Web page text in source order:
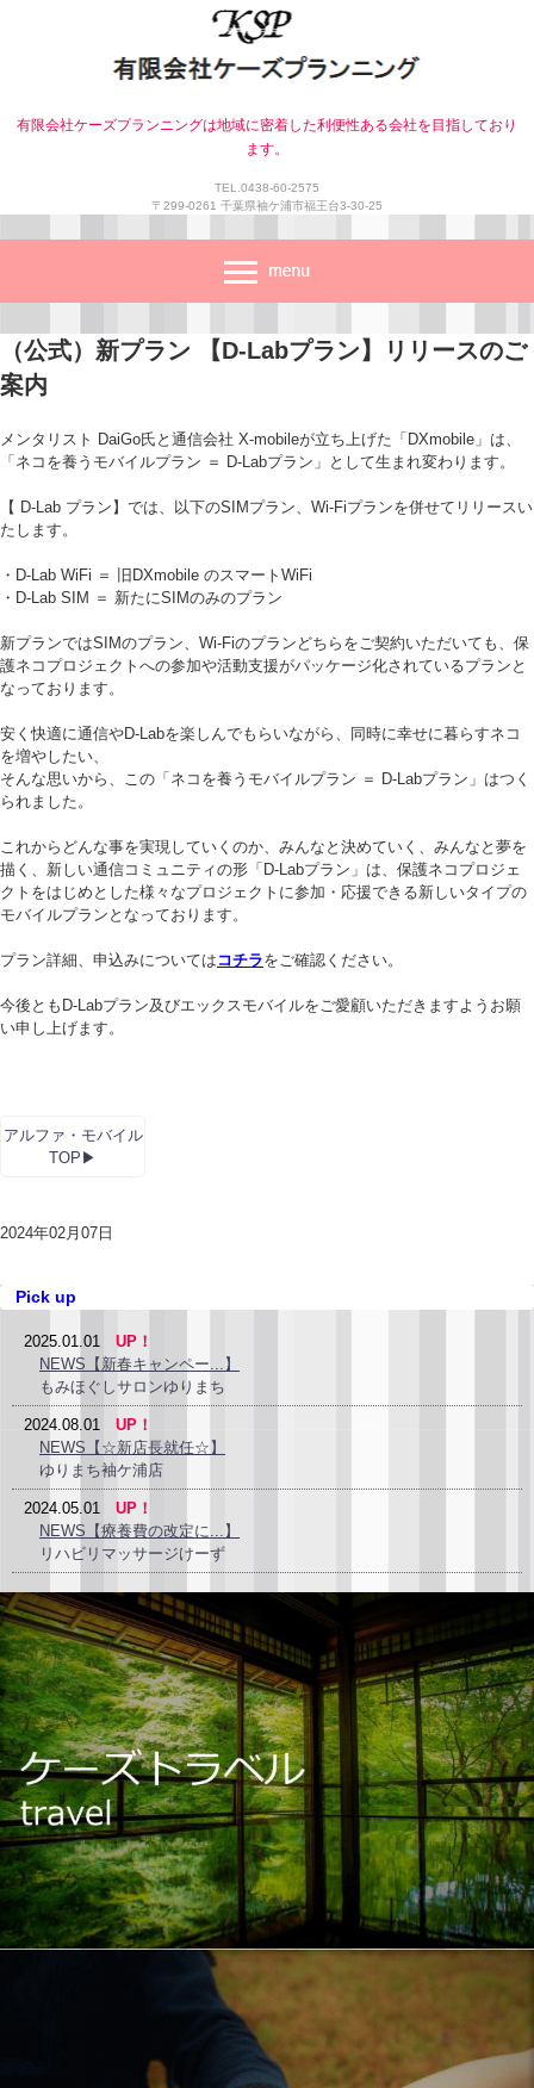
有限会社ケーズプランニングは地域に密着した利便性ある会社を目指しており
ます。
TEL.0438-60-2575
〒299-0261 千葉県袖ケ浦市福王台3-30-25
（公式）新プラン 【D-Labプラン】リリースのご
案内
メンタリスト DaiGo氏と通信会社 X-mobileが立ち上げた「DXmobile」は、
「ネコを養うモバイルプラン ＝ D-Labプラン」として生まれ変わります。
【 D-Lab プラン】では、以下のSIMプラン、Wi-Fiプランを併せてリリースい
たします。
・D-Lab WiFi ＝ 旧DXmobile のスマートWiFi
・D-Lab SIM ＝ 新たにSIMのみのプラン
新プランではSIMのプラン、Wi-Fiのプランどちらをご契約いただいても、保
護ネコプロジェクトへの参加や活動支援がパッケージ化されているプランと
なっております。
安く快適に通信やD-Labを楽しんでもらいながら、同時に幸せに暮らすネコ
を増やしたい、
そんな思いから、この「ネコを養うモバイルプラン ＝ D-Labプラン」はつく
られました。
これからどんな事を実現していくのか、みんなと決めていく、みんなと夢を
描く、新しい通信コミュニティの形「D-Labプラン」は、保護ネコプロジェ
クトをはじめとした様々なプロジェクトに参加・応援できる新しいタイプの
モバイルプランとなっております。
プラン詳細、申込みについては コチラをご確認ください。
今後ともD-Labプラン及びエックスモバイルをご愛顧いただきますようお願
い申し上げます。
アルファ・モバイル
TOP▶
2024年02月07日
Pick up
2025.01.01 UP！
NEWS【新春キャンペー...】
もみほぐしサロンゆりまち
2024.08.01 UP！
NEWS【☆新店長就任☆】
ゆりまち袖ケ浦店
2024.05.01 UP！
NEWS【療養費の改定に...】
リハビリマッサージけーず